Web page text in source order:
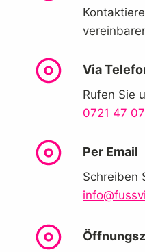
Via
Rufen Sie
0721 47
Per Email
Schreiben